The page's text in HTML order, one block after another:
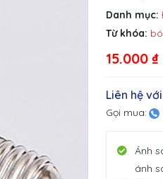
Danh mục:
Từ khóa:
15.000 ₫
Liên hệ
Gọi mua:
Ánh
ánh